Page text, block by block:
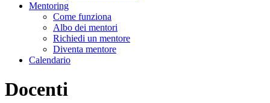
Mentoring
Come funziona
Albo dei mentori
Richiedi un mentore
Diventa mentore
Calendario
Docenti